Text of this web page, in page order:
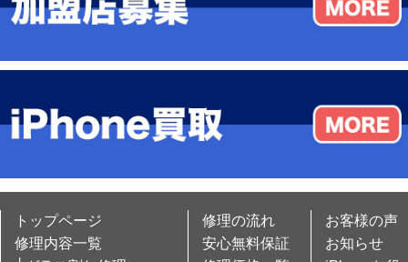
トップページ
修理内容一覧
修理の流れ
安心無料保証
お客様の声
お知らせ